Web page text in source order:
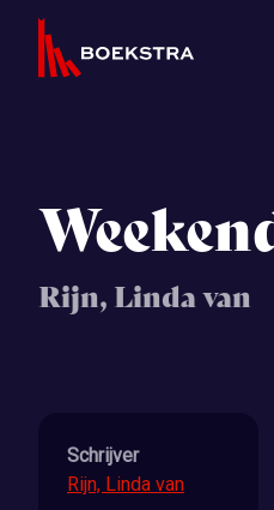
Rijn, Linda van
Schrijver
Rijn, Linda van